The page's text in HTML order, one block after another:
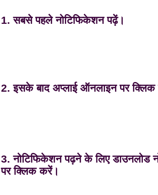
1. सबसे पहले नोटिफिकेशन पढ़ें।
2. इसके बाद अप्लाई ऑनलाइन पर
3. नोटिफिकेशन पढ़ने के लिए डाउनलोड
पर क्लिक करें।